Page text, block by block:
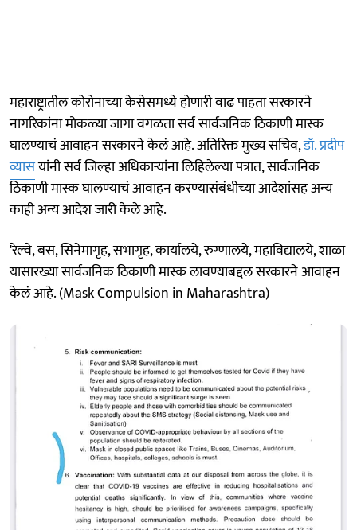
महाराष्ट्रातील कोरोनाच्या केसेसमध्ये होणारी वाढ पाहता सरकारने
नागरिकांना मोकळ्या जागा वगळता सर्व सार्वजनिक ठिकाणी मास्क
घालण्याचं आवाहन सरकारने केलं आहे. अतिरिक्त मुख्य सचिव,डॉ. प्रदीप
व्यासयांनी सर्व जिल्हा अधिकाऱ्यांना लिहिलेल्या पत्रात, सार्वजनिक
ठिकाणी मास्क घालण्याचं आवाहन करण्यासंबंधीच्या आदेशांसह अन्य
काही अन्य आदेश जारी केले आहे.
'रेल्वे, बस, सिनेमागृह, सभागृह, कार्यालये, रुग्णालये, महाविद्यालये, शाळा
यासारख्या सार्वजनिक ठिकाणी मास्क लावण्याबद्दल सरकारने आवाहन
केलं आहे. (Mask Compulsion in Maharashtra)